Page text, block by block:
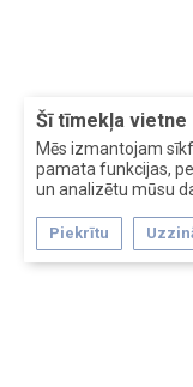
Šī tīmekļa
Mēs izmantojam
pamata funkcijas,
un analizētu mūsu
Piekrītu